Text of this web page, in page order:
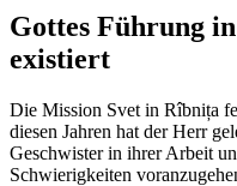
Gottes Führung
existiert
Die Mission Svet in Rîbnița
diesen Jahren hat der Herr
Geschwister in ihrer Arbeit
Schwierigkeiten